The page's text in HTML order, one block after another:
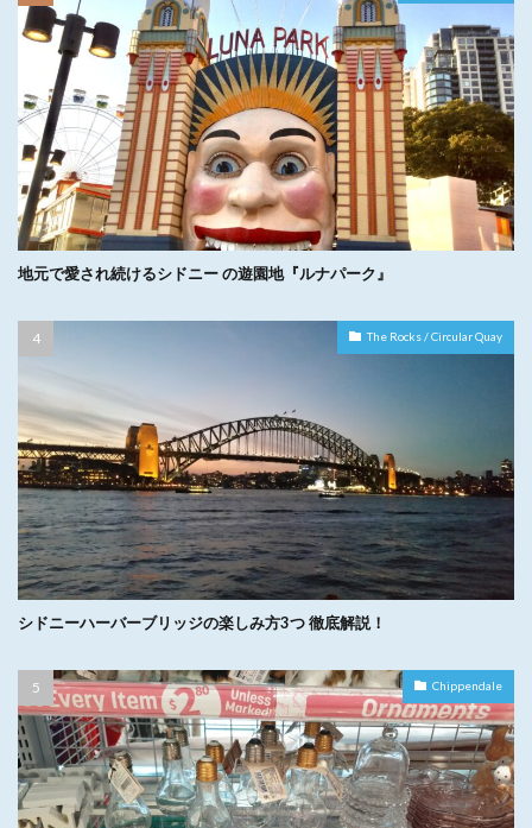
地元で愛され続けるシドニー の遊園地『ルナパーク』
The Rocks / Circular Quay
シドニーハーバーブリッジの楽しみ方3つ 徹底解説！
Chippendale